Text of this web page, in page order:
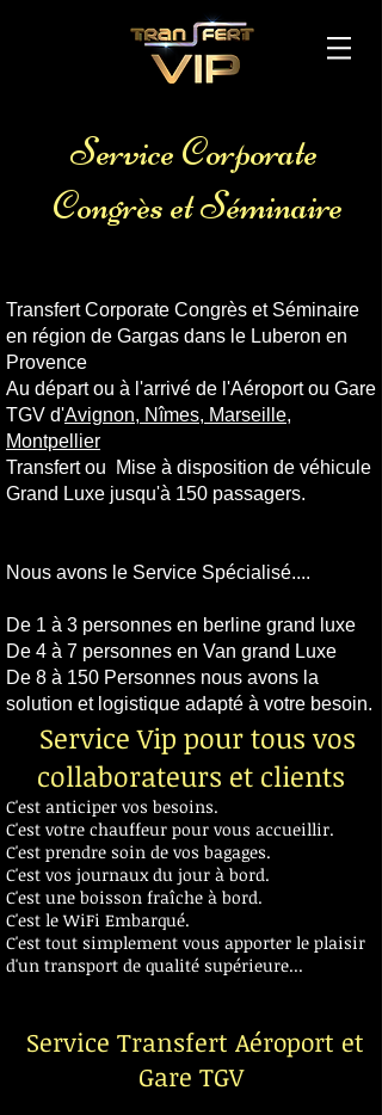
Service Corporate
Congrès et Séminaire
Transfert Corporate Congrès et Séminaire
en région de Gargas dans le Luberon en
Provence
Au départ ou à l'arrivé de l'Aéroport ou Gare
TGV d'Avignon, Nîmes, Marseille,
Montpellier
Transfert ou Mise à disposition de véhicule
Grand Luxe jusqu'à 150 passagers.
Nous avons le Service Spécialisé....
De 1 à 3 personnes en berline grand luxe
De 4 à 7 personnes en Van grand Luxe
De 8 à 150 Personnes nous avons la
solution et logistique adapté à votre besoin.
Service Vip pour tous vos
collaborateurs et clients
C'est anticiper vos besoins.
C'est votre chauffeur pour vous accueillir.
C'est prendre soin de vos bagages.
C'est vos journaux du jour à bord.
C'est une boisson fraîche à bord.
C'est le WiFi Embarqué.
C'est tout simplement vous apporter le plaisir
d'un transport de qualité supérieure...
Service Transfert Aéroport et
Gare TGV